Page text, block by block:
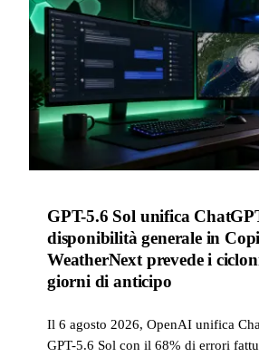
strumenti sul fronte di GitHub
strumenti di codice agentico.
GPT-5.6 Sol unifica
disponibilità generale in
WeatherNext prevede i
giorni di anticipo
Il 6 agosto 2026, OpenAI unifica
GPT-5.6 Sol con il 68% di errori